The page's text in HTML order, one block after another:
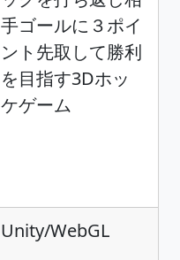
手ゴールに３ポイ
ント先取して勝利
を目指す3Dホッ
ケゲーム
Unity/WebGL